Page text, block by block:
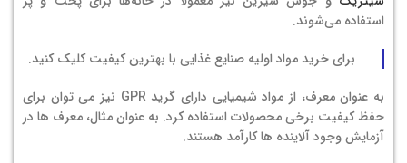
استفاده می‌شوند.
برایخرید مواد اولیه صنایع غذایی با بهترین کیفیت کلیک کنید.
به عنوان معرف، از مواد شیمیایی دارای گرید GPR نیز می توان برای
حفظ کیفیت برخی محصولات استفاده کرد. به عنوان مثال، معرف ها در
آزمایش وجود آلاینده ها کارآمد هستند.